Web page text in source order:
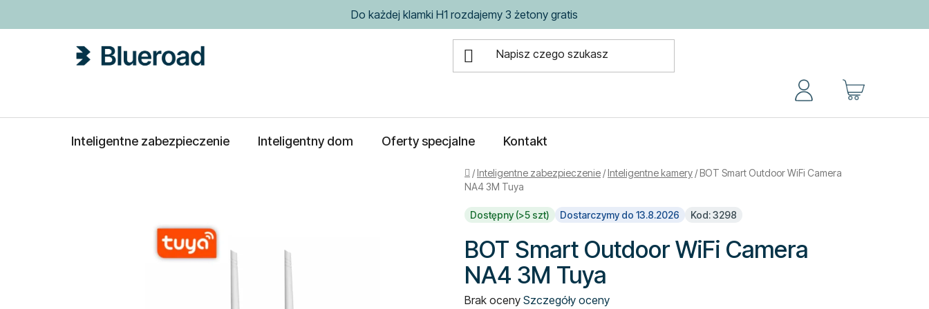
Do każdej klamki H1 rozdajemy 3 żetony gratis
KOSZYK
Inteligentne zabezpieczenie Inteligentny dom Oferty specjalne Kontakt
Home
/Inteligentne zabezpieczenie /Inteligentne kamery /BOT Smart Outdoor WiFi Camera
NA4 3M Tuya
Dostępny (>5 szt) Dostarczymy do 13.8.2026 Kod: 3298
BOT Smart Outdoor WiFi Camera
NA4 3M Tuya
Średnia
Brak oceny Szczegóły oceny